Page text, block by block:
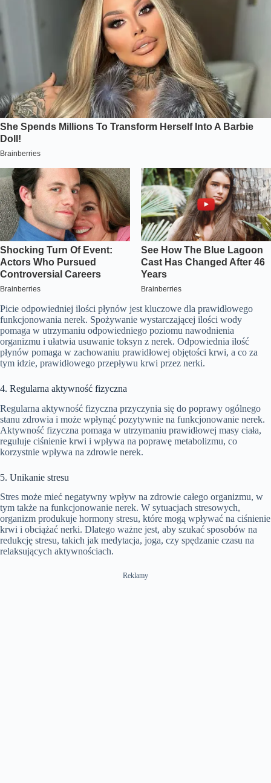
Picie odpowiedniej ilości płynów jest kluczowe dla prawidłowego
funkcjonowania nerek. Spożywanie wystarczającej ilości wody
pomaga w utrzymaniu odpowiedniego poziomu nawodnienia
organizmu i ułatwia usuwanie toksyn z nerek. Odpowiednia ilość
płynów pomaga w zachowaniu prawidłowej objętości krwi, a co za
tym idzie, prawidłowego przepływu krwi przez nerki.
4. Regularna aktywność fizyczna
Regularna aktywność fizyczna przyczynia się do poprawy ogólnego
stanu zdrowia i może wpłynąć pozytywnie na funkcjonowanie nerek.
Aktywność fizyczna pomaga w utrzymaniu prawidłowej masy ciała,
reguluje ciśnienie krwi i wpływa na poprawę metabolizmu, co
korzystnie wpływa na zdrowie nerek.
5. Unikanie stresu
Stres może mieć negatywny wpływ na zdrowie całego organizmu, w
tym także na funkcjonowanie nerek. W sytuacjach stresowych,
organizm produkuje hormony stresu, które mogą wpływać na ciśnienie
krwi i obciążać nerki. Dlatego ważne jest, aby szukać sposobów na
redukcję stresu, takich jak medytacja, joga, czy spędzanie czasu na
relaksujących aktywnościach.
Reklamy